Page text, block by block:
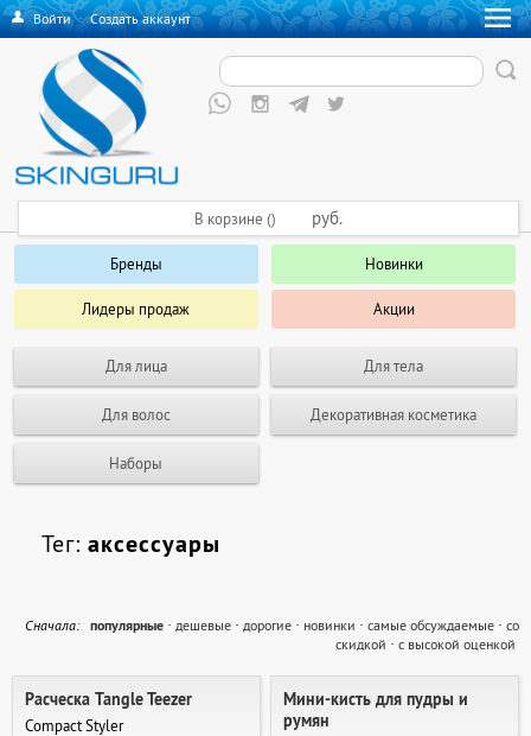
Войти·Создать аккаунт
Бренды Новинки
Лидеры продаж Акции
Для лица Для тела
Для волос Декоративная косметика
Наборы
В корзине () руб.
Тег: аксессуары
Cначала: популярные · дешевые · дорогие · новинки · самые обсуждаемые · со
скидкой · с высокой оценкой
Расческа Tangle Teezer
Compact Styler
Мини-кисть для пудры и
румян